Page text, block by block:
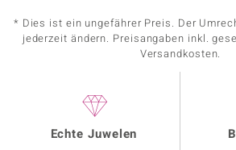
* Dies ist ein ungefährer Preis. Der
jederzeit ändern. Preisangaben inkl.
Versandkosten.
Echte Juwelen